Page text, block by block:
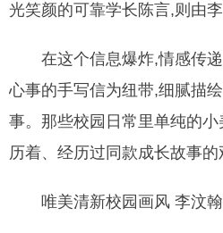
光笑颜的可靠学长陈言,则由李
在这个信息爆炸,情感传递
心事的手写信为纽带,细腻描
事。那些校园日常里单纯的
历着、经历过同款成长故事的
唯美清新校园画风 李汶翰